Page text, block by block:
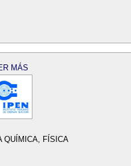
MÁS
QUÍMICA, FÍSICA